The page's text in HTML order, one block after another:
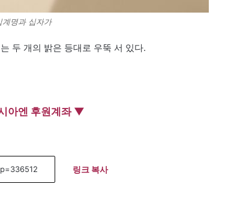
계명과 십자가
두 개의 밝은 등대로 우뚝 서 있다.
아엔 후원계좌 ▼
링크 복사